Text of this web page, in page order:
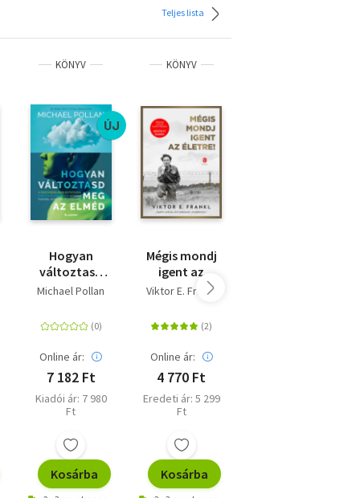
Teljes lista
KÖNYV
ÚJ
Hogyan
változtasd
meg az elméd
pszichedelikus
kutatások
forradalmi
az emberi
tudatról, az
életről és a
Michael Pollan
Online ár:
7 182 Ft
Kiadói ár: 7 980
Ft
Kosárba
KÖNYV
Mégis mondj
igent az
életre!
Viktor E. Frankl
Online ár:
4 770 Ft
Eredeti ár: 5 299
Ft
Kosárba